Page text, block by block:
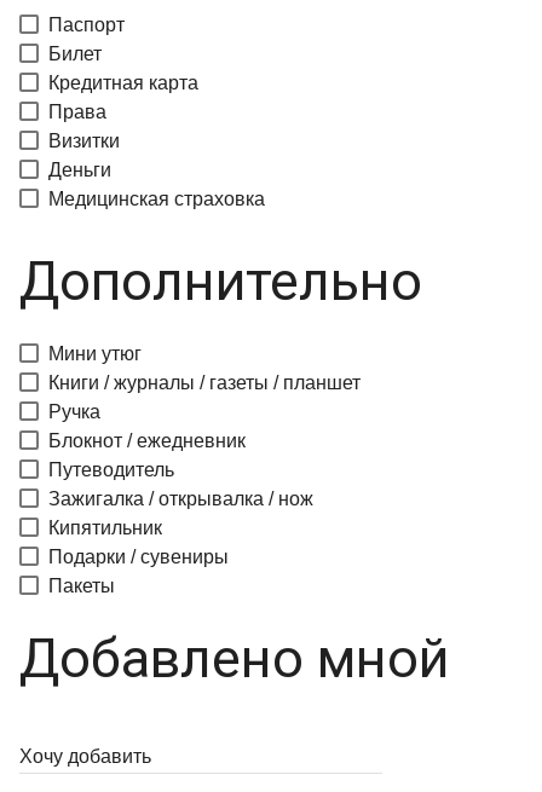
Паспорт
Билет
Кредитная карта
Права
Визитки
Деньги
Медицинская страховка
Дополнительно
Мини утюг
Книги / журналы / газеты / планшет
Ручка
Блокнот / ежедневник
Путеводитель
Зажигалка / открывалка / нож
Кипятильник
Подарки / сувениры
Пакеты
Добавлено мной